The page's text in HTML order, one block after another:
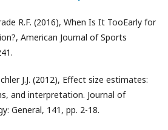
R.F. (2016), When Is It TooEarly for
American Journal of Sports
J.J. (2012), Effect size estimates:
and interpretation. Journal of
General, 141, pp. 2-18.